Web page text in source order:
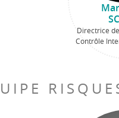
Directrice
Contrôle